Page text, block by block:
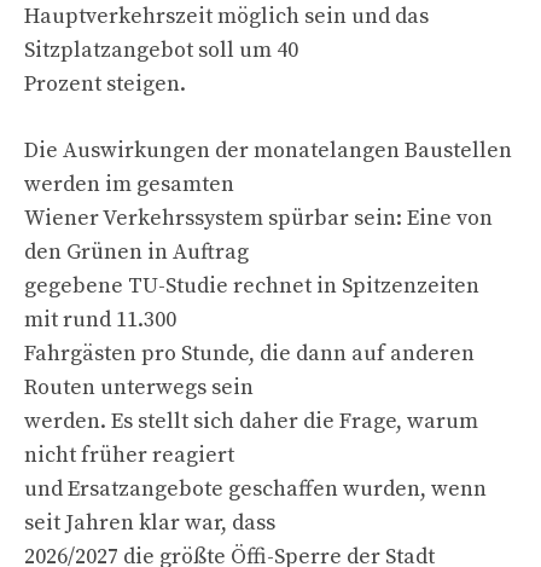
Hauptverkehrszeit möglich sein und das
Sitzplatzangebot soll um 40
Prozent steigen.
Die Auswirkungen der monatelangen Baustellen
werden im gesamten
Wiener Verkehrssystem spürbar sein: Eine von
den Grünen in Auftrag
gegebene TU-Studie rechnet in Spitzenzeiten
mit rund 11.300
Fahrgästen pro Stunde, die dann auf anderen
Routen unterwegs sein
werden. Es stellt sich daher die Frage, warum
nicht früher reagiert
und Ersatzangebote geschaffen wurden, wenn
seit Jahren klar war, dass
2026/2027 die größte Öffi-Sperre der Stadt